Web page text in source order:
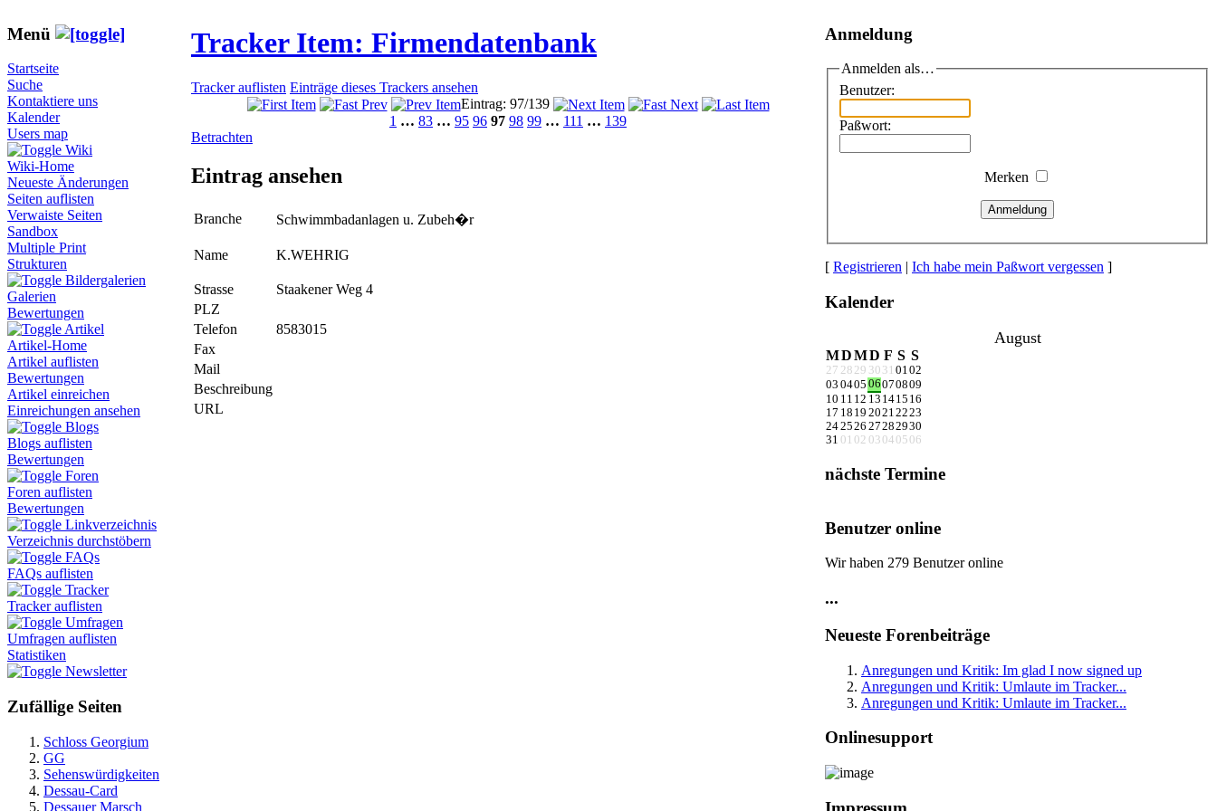
Menü
Startseite
Suche
Kontaktiere uns
Kalender
Users map
Wiki
Wiki-Home
Neueste Änderungen
Seiten auflisten
Verwaiste Seiten
Sandbox
Multiple Print
Strukturen
Bildergalerien
Galerien
Bewertungen
Artikel
Artikel-Home
Artikel auflisten
Bewertungen
Artikel einreichen
Einreichungen ansehen
Blogs
Blogs auflisten
Bewertungen
Foren
Foren auflisten
Bewertungen
Linkverzeichnis
Verzeichnis durchstöbern
FAQs
FAQs auflisten
Tracker
Tracker auflisten
Umfragen
Umfragen auflisten
Statistiken
Newsletter
Zufällige Seiten
Schloss Georgium
GG
Sehenswürdigkeiten
Dessau-Card
Dessauer Marsch
Tracker Item: Firmendatenbank
Tracker auflisten Einträge dieses Trackers ansehen
Eintrag: 97/139
1 … 83 … 95 96 97 98 99 … 111 … 139
Betrachten
Eintrag ansehen
Branche Schwimmbadanlagen u. Zubeh�r
Name K.WEHRIG
Strasse
Staakener Weg 4
PLZ
Telefon
8583015
Fax
Mail
Beschreibung
URL
Anmeldung
Anmelden als…
Benutzer:
Paßwort:
Merken
Anmeldung
[ Registrieren | Ich habe mein Paßwort vergessen ]
Kalender
August
MDMD F S S
27 28 29 30 31 0102
03 0405 06070809
10 11 12 13 1415 16
17 18 19 20212223
242526 27282930
31 01 02 03 04 05 06
nächste Termine
Benutzer online
Wir haben 279 Benutzer online
...
Neueste Forenbeiträge
Anregungen und Kritik: Im glad I now signed up
Anregungen und Kritik: Umlaute im Tracker...
Anregungen und Kritik: Umlaute im Tracker...
Onlinesupport